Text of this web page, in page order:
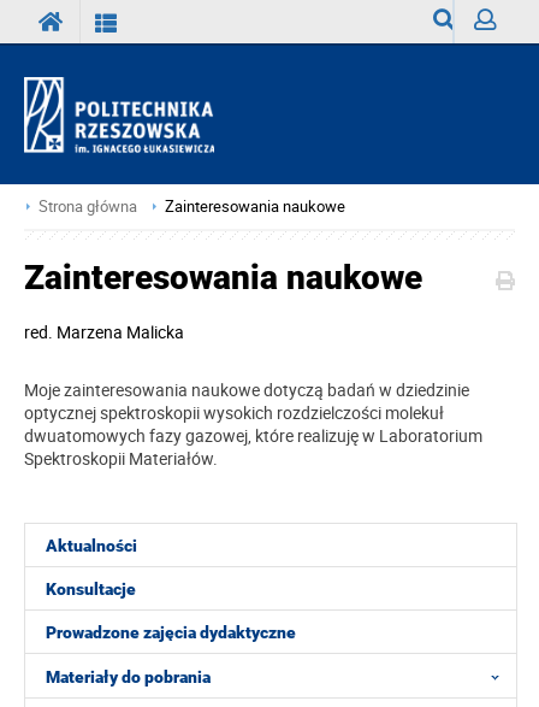
Strona główna Zainteresowania naukowe
Aktualności
Konsultacje
Prowadzone zajęcia dydaktyczne
Materiały do pobrania
Zainteresowania naukowe
red. Marzena Malicka
Moje zainteresowania naukowe dotyczą badań w dziedzinie
optycznej spektroskopii wysokich rozdzielczości molekuł
dwuatomowych fazy gazowej, które realizuję w Laboratorium
Spektroskopii Materiałów.